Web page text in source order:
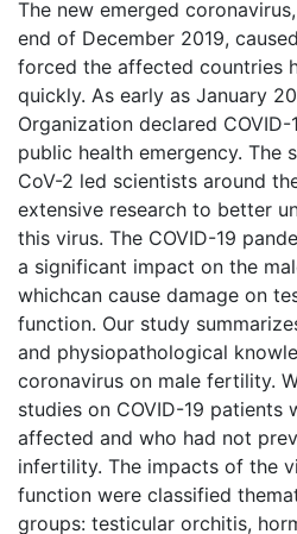
The new emerged
end of December 2019,
forced the affected countries
quickly. As early as January
Organization declared
public health emergency. The
CoV-2 led scientists around
extensive research to better
this virus. The COVID-19
a significant impact on the
whichcan cause damage on
function. Our study
and physiopathological
coronavirus on male fertility.
studies on COVID-19 patients
affected and who had not
infertility. The impacts of the
function were classified
groups: testicular orchitis,